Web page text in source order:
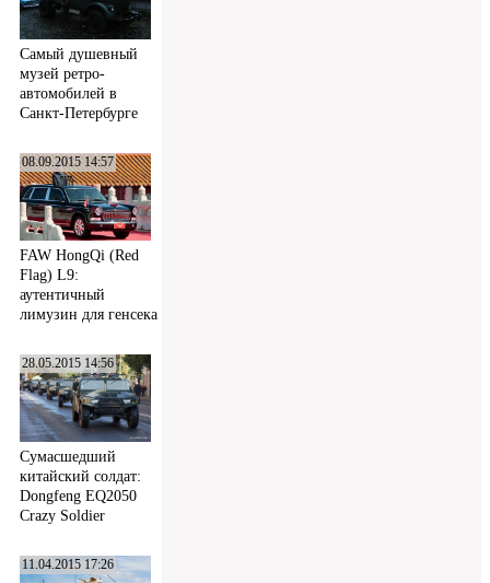
Самый душевный
музей ретро-
автомобилей в
Санкт-Петербурге
08.09.2015 14:57
FAW HongQi (Red
Flag) L9:
аутентичный
лимузин для генсека
28.05.2015 14:56
Сумасшедший
китайский солдат:
Dongfeng EQ2050
Crazy Soldier
11.04.2015 17:26